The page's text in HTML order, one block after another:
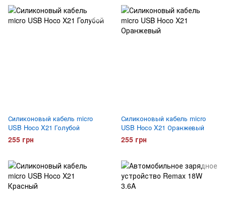
Силиконовый кабель micro
USB Hoco X21 Голубой
255 грн
Силиконовый кабель micro
USB Hoco X21 Оранжевый
255 грн